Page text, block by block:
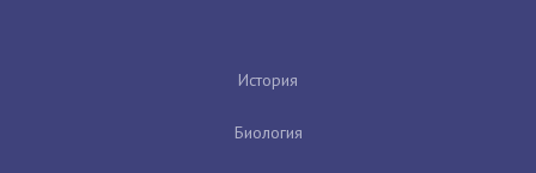
История
Биология